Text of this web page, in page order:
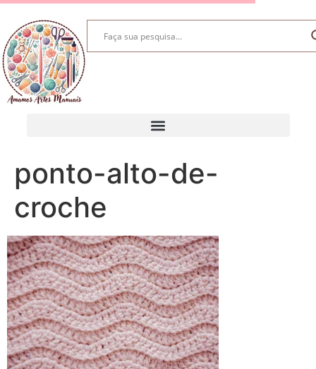
ponto-alto-de-
croche